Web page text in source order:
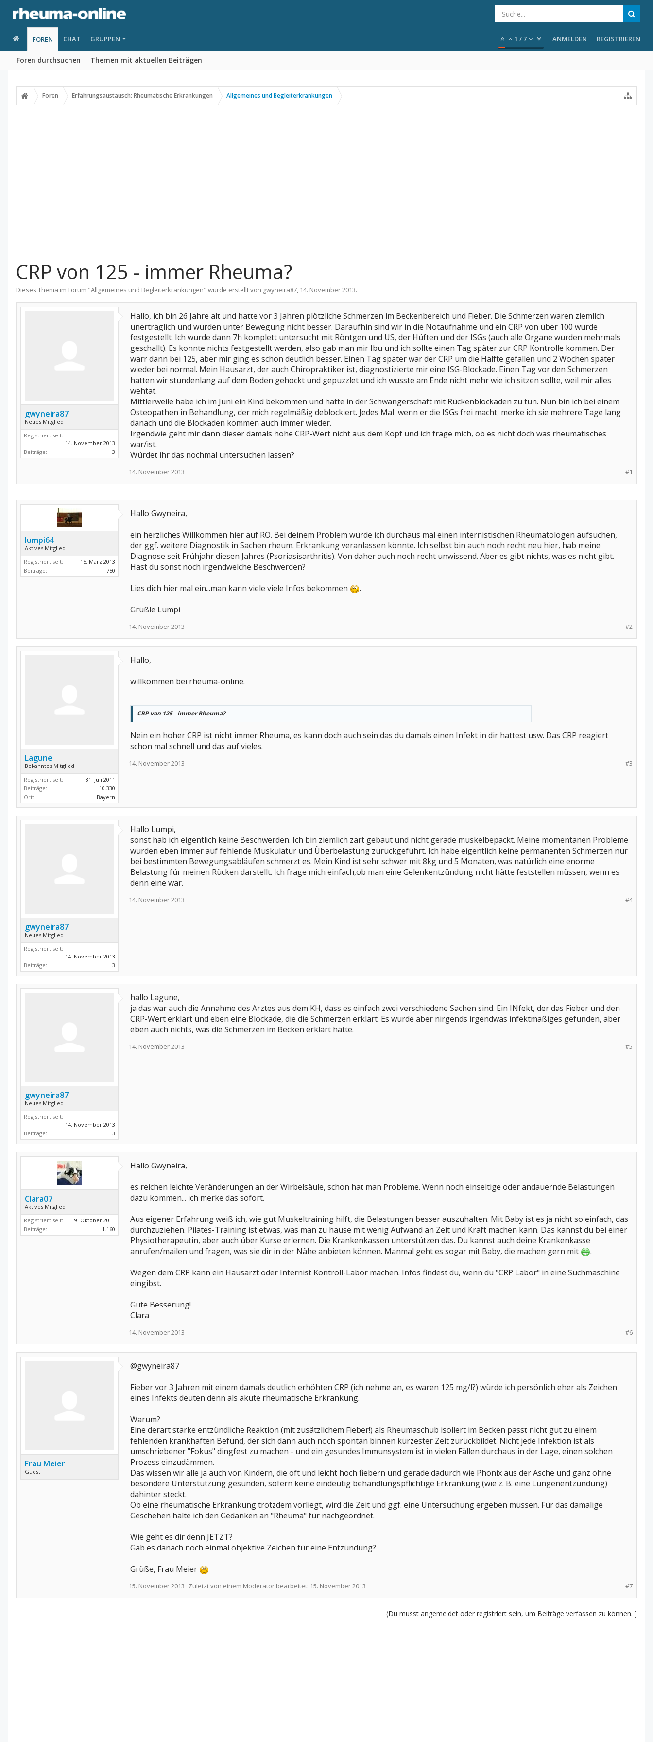
FOREN
Foren durchsuchen Themen mit aktuellen Beiträgen
CHAT GRUPPEN 1 / 7 ANMELDEN REGISTRIEREN
Foren Erfahrungsaustausch: Rheumatische Erkrankungen Allgemeines und Begleiterkrankungen
CRP von 125 - immer Rheuma?
Dieses Thema im Forum "Allgemeines und Begleiterkrankungen" wurde erstellt von gwyneira87, 14. November 2013.
gwyneira87
Neues Mitglied
Registriert seit:
14. November 2013
Beiträge:
3
Hallo, ich bin 26 Jahre alt und hatte vor 3 Jahren plötzliche Schmerzen im Beckenbereich und Fieber. Die Schmerzen waren ziemlich
unerträglich und wurden unter Bewegung nicht besser. Daraufhin sind wir in die Notaufnahme und ein CRP von über 100 wurde
festgestellt. Ich wurde dann 7h komplett untersucht mit Röntgen und US, der Hüften und der ISGs (auch alle Organe wurden mehrmals
geschallt). Es konnte nichts festgestellt werden, also gab man mir Ibu und ich sollte einen Tag später zur CRP Kontrolle kommen. Der
warr dann bei 125, aber mir ging es schon deutlich besser. Einen Tag später war der CRP um die Hälfte gefallen und 2 Wochen später
wieder bei normal. Mein Hausarzt, der auch Chiropraktiker ist, diagnostizierte mir eine ISG-Blockade. Einen Tag vor den Schmerzen
hatten wir stundenlang auf dem Boden gehockt und gepuzzlet und ich wusste am Ende nicht mehr wie ich sitzen sollte, weil mir alles
wehtat.
Mittlerweile habe ich im Juni ein Kind bekommen und hatte in der Schwangerschaft mit Rückenblockaden zu tun. Nun bin ich bei einem
Osteopathen in Behandlung, der mich regelmäßig deblockiert. Jedes Mal, wenn er die ISGs frei macht, merke ich sie mehrere Tage lang
danach und die Blockaden kommen auch immer wieder.
Irgendwie geht mir dann dieser damals hohe CRP-Wert nicht aus dem Kopf und ich frage mich, ob es nicht doch was rheumatisches
war/ist.
Würdet ihr das nochmal untersuchen lassen?
#1
14. November 2013
lumpi64
Aktives Mitglied
Registriert seit:
15. März 2013
Beiträge:
750
Hallo Gwyneira,
ein herzliches Willkommen hier auf RO. Bei deinem Problem würde ich durchaus mal einen internistischen Rheumatologen aufsuchen,
der ggf. weitere Diagnostik in Sachen rheum. Erkrankung veranlassen könnte. Ich selbst bin auch noch recht neu hier, hab meine
Diagnose seit Frühjahr diesen Jahres (Psoriasisarthritis). Von daher auch noch recht unwissend. Aber es gibt nichts, was es nicht gibt.
Hast du sonst noch irgendwelche Beschwerden?
Lies dich hier mal ein...man kann viele viele Infos bekommen
.
Grüßle Lumpi
#2
14. November 2013
Lagune
Bekanntes Mitglied
Registriert seit:
31. Juli 2011
Beiträge:
10.330
Ort:
Bayern
Hallo,
willkommen bei rheuma-online.
CRP von 125 - immer Rheuma?
Nein ein hoher CRP ist nicht immer Rheuma, es kann doch auch sein das du damals einen Infekt in dir hattest usw. Das CRP reagiert
schon mal schnell und das auf vieles.
#3
14. November 2013
gwyneira87
Neues Mitglied
Registriert seit:
14. November 2013
Beiträge:
3
Hallo Lumpi,
sonst hab ich eigentlich keine Beschwerden. Ich bin ziemlich zart gebaut und nicht gerade muskelbepackt. Meine momentanen Probleme
wurden eben immer auf fehlende Muskulatur und Überbelastung zurückgeführt. Ich habe eigentlich keine permanenten Schmerzen nur
bei bestimmten Bewegungsabläufen schmerzt es. Mein Kind ist sehr schwer mit 8kg und 5 Monaten, was natürlich eine enorme
Belastung für meinen Rücken darstellt. Ich frage mich einfach,ob man eine Gelenkentzündung nicht hätte feststellen müssen, wenn es
denn eine war.
#4
14. November 2013
gwyneira87
Neues Mitglied
Registriert seit:
14. November 2013
Beiträge:
3
hallo Lagune,
ja das war auch die Annahme des Arztes aus dem KH, dass es einfach zwei verschiedene Sachen sind. Ein INfekt, der das Fieber und den
CRP-Wert erklärt und eben eine Blockade, die die Schmerzen erklärt. Es wurde aber nirgends irgendwas infektmäßiges gefunden, aber
eben auch nichts, was die Schmerzen im Becken erklärt hätte.
#5
14. November 2013
Clara07
Aktives Mitglied
Registriert seit:
19. Oktober 2011
Beiträge:
1.160
Hallo Gwyneira,
es reichen leichte Veränderungen an der Wirbelsäule, schon hat man Probleme. Wenn noch einseitige oder andauernde Belastungen
dazu kommen... ich merke das sofort.
Aus eigener Erfahrung weiß ich, wie gut Muskeltraining hilft, die Belastungen besser auszuhalten. Mit Baby ist es ja nicht so einfach, das
durchzuziehen. Pilates-Training ist etwas, was man zu hause mit wenig Aufwand an Zeit und Kraft machen kann. Das kannst du bei einer
Physiotherapeutin, aber auch über Kurse erlernen. Die Krankenkassen unterstützen das. Du kannst auch deine Krankenkasse
anrufen/mailen und fragen, was sie dir in der Nähe anbieten können. Manmal geht es sogar mit Baby, die machen gern mit
.
Wegen dem CRP kann ein Hausarzt oder Internist Kontroll-Labor machen. Infos findest du, wenn du "CRP Labor" in eine Suchmaschine
eingibst.
Gute Besserung!
Clara
#6
14. November 2013
Frau Meier
Guest
@gwyneira87
Fieber vor 3 Jahren mit einem damals deutlich erhöhten CRP (ich nehme an, es waren 125 mg/l?) würde ich persönlich eher als Zeichen
eines Infekts deuten denn als akute rheumatische Erkrankung.
Warum?
Eine derart starke entzündliche Reaktion (mit zusätzlichem Fieber!) als Rheumaschub isoliert im Becken passt nicht gut zu einem
fehlenden krankhaften Befund, der sich dann auch noch spontan binnen kürzester Zeit zurückbildet. Nicht jede Infektion ist als
umschriebener "Fokus" dingfest zu machen - und ein gesundes Immunsystem ist in vielen Fällen durchaus in der Lage, einen solchen
Prozess einzudämmen.
Das wissen wir alle ja auch von Kindern, die oft und leicht hoch fiebern und gerade dadurch wie Phönix aus der Asche und ganz ohne
besondere Unterstützung gesunden, sofern keine eindeutig behandlungspflichtige Erkrankung (wie z. B. eine Lungenentzündung)
dahinter steckt.
Ob eine rheumatische Erkrankung trotzdem vorliegt, wird die Zeit und ggf. eine Untersuchung ergeben müssen. Für das damalige
Geschehen halte ich den Gedanken an "Rheuma" für nachgeordnet.
Wie geht es dir denn JETZT?
Gab es danach noch einmal objektive Zeichen für eine Entzündung?
Grüße, Frau Meier
#7
15. November 2013 Zuletzt von einem Moderator bearbeitet: 15. November 2013
(Du musst angemeldet oder registriert sein, um Beiträge verfassen zu können. )